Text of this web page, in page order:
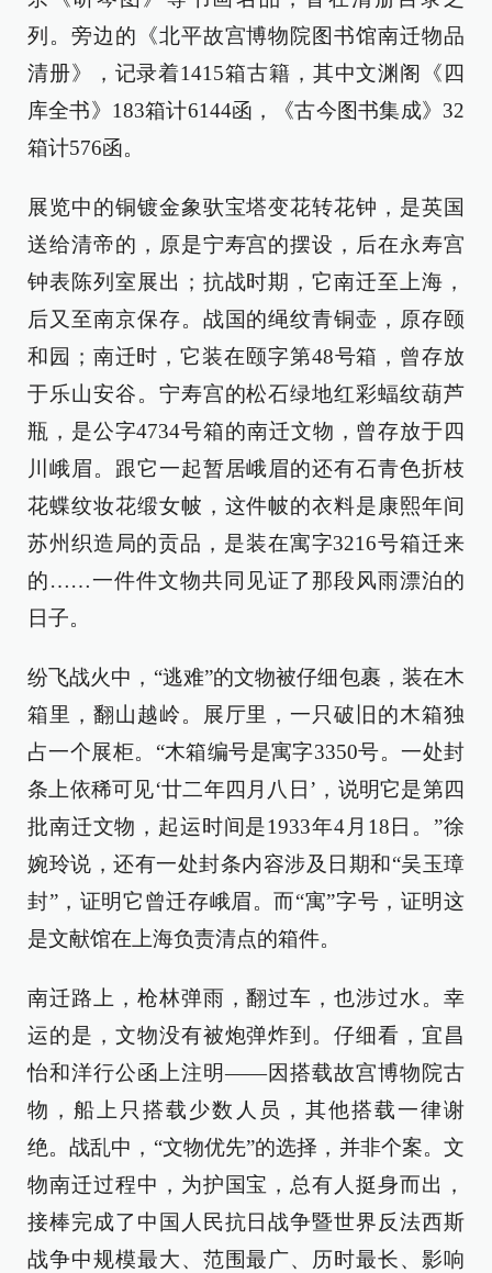
列。旁边的《北平故宫博物院图书馆南迁物品
清册》，记录着1415箱古籍，其中文渊阁《四
库全书》183箱计6144函，《古今图书集成》32
箱计576函。
展览中的铜镀金象驮宝塔变花转花钟，是英国
送给清帝的，原是宁寿宫的摆设，后在永寿宫
钟表陈列室展出；抗战时期，它南迁至上海，
后又至南京保存。战国的绳纹青铜壶，原存颐
和园；南迁时，它装在颐字第48号箱，曾存放
于乐山安谷。宁寿宫的松石绿地红彩蝠纹葫芦
瓶，是公字4734号箱的南迁文物，曾存放于四
川峨眉。跟它一起暂居峨眉的还有石青色折枝
花蝶纹妆花缎女帔，这件帔的衣料是康熙年间
苏州织造局的贡品，是装在寓字3216号箱迁来
的……一件件文物共同见证了那段风雨漂泊的
日子。
纷飞战火中，“逃难”的文物被仔细包裹，装在木
箱里，翻山越岭。展厅里，一只破旧的木箱独
占一个展柜。“木箱编号是寓字3350号。一处封
条上依稀可见‘廿二年四月八日’，说明它是第四
批南迁文物，起运时间是1933年4月18日。”徐
婉玲说，还有一处封条内容涉及日期和“吴玉璋
封”，证明它曾迁存峨眉。而“寓”字号，证明这
是文献馆在上海负责清点的箱件。
南迁路上，枪林弹雨，翻过车，也涉过水。幸
运的是，文物没有被炮弹炸到。仔细看，宜昌
怡和洋行公函上注明——因搭载故宫博物院古
物，船上只搭载少数人员，其他搭载一律谢
绝。战乱中，“文物优先”的选择，并非个案。文
物南迁过程中，为护国宝，总有人挺身而出，
接棒完成了中国人民抗日战争暨世界反法西斯
战争中规模最大、范围最广、历时最长、影响